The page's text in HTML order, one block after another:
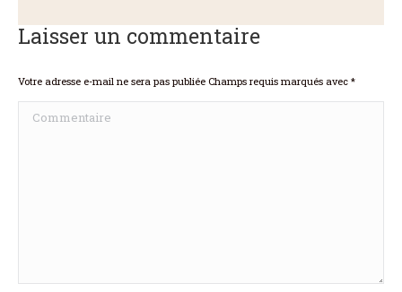
Laisser un commentaire
Votre adresse e-mail ne sera pas publiée Champs requis marqués avec *
Commentaire